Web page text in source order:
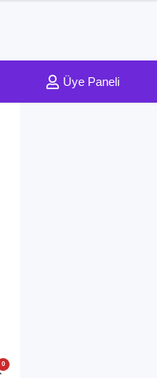
Üye Paneli